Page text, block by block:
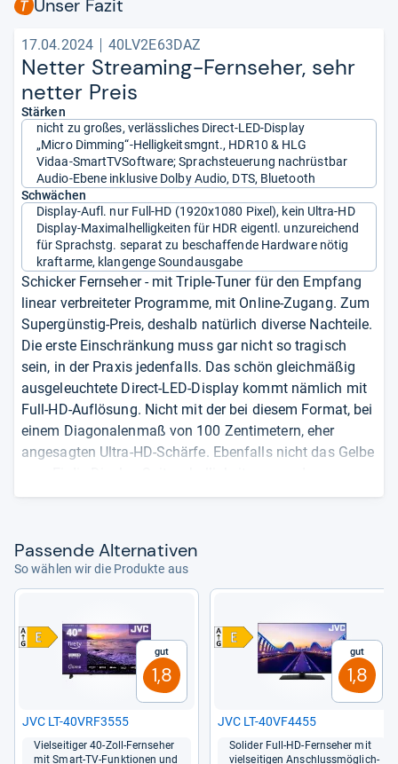
Unser Fazit
17.04.2024 40LV2E63DAZ
Net­ter Stre­a­ming-​Fern­se­her, sehr
net­ter Preis
Stärken
nicht zu großes, verlässliches Direct-LED-Display
„Micro Dimming“-Helligkeitsmgnt., HDR10 & HLG
Vidaa-SmartTVSoftware; Sprachsteuerung nachrüstbar
Audio-Ebene inklusive Dolby Audio, DTS, Bluetooth
Schwächen
Display-Aufl. nur Full-HD (1920x1080 Pixel), kein Ultra-HD
Display-Maximalhelligkeiten für HDR eigentl. unzureichend
für Sprachstg. separat zu beschaffende Hardware nötig
kraftarme, klangenge Soundausgabe
Schicker Fernseher - mit Triple-Tuner für den Empfang
linear verbreiteter Programme, mit Online-Zugang. Zum
Supergünstig-Preis, deshalb natürlich diverse Nachteile.
Die erste Einschränkung muss gar nicht so tragisch
sein, in der Praxis jedenfalls. Das schön gleichmäßig
ausgeleuchtete Direct-LED-Display kommt nämlich mit
Full-HD-Auflösung. Nicht mit der bei diesem Format, bei
einem Diagonalenmaß von 100 Zentimetern, eher
angesagten Ultra-HD-Schärfe. Ebenfalls nicht das Gelbe
Wiedergabe von Kontrasten und HDR-Effekten ein wenig
tatsächlich externe Akustik-Erweiterungen wichtig
unkompliziert Zugang zu den gängigen Streaming-
Diensten. Sprachsteuerungs-Features sind vorhanden,
erfordern aufgrund fehlender Mikrofone allerdings die
Verknüpfung mit separat zu beschaffender Hardware.
Pas­sende Alter­na­ti­ven
So wählen wir die Produkte aus
Gut
1,8
JVC LT-​40VRF3555
Viel­sei­ti­ger 40-​Zoll-​Fern­se­her
mit Smart-​TV-​Funk­tio­nen und
Gut
1,8
JVC LT-​40VF4455
Soli­der Full-​HD-​Fern­se­her mit
viel­sei­ti­gen Anschluss­mög­lich­